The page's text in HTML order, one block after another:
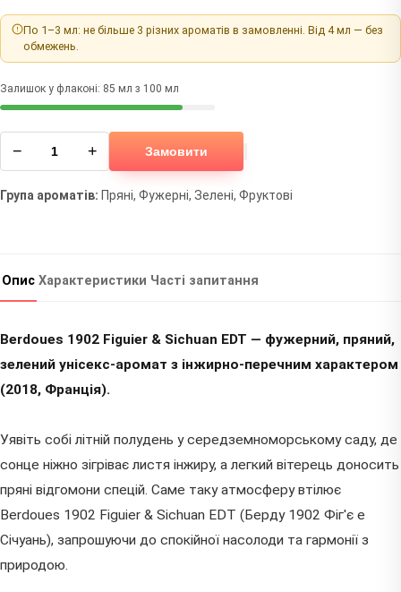
По 1–3 мл: не більше 3 різних ароматів в замовленні. Від 4 мл — без
обмежень.
Залишок у флаконі: 85 мл з 100 мл
− + Замовити
Група ароматів: Пряні, Фужерні, Зелені, Фруктові
Опис Характеристики Часті запитання
Berdoues 1902 Figuier & Sichuan EDT — фужерний, пряний,
зелений унісекс-аромат з інжирно-перечним характером
(2018, Франція).
Уявіть собі літній полудень у середземноморському саду, де
сонце ніжно зігріває листя інжиру, а легкий вітерець доносить
пряні відгомони спецій. Саме таку атмосферу втілює
Berdoues 1902 Figuier & Sichuan EDT (Берду 1902 Фіг'є е
Січуань), запрошуючи до спокійної насолоди та гармонії з
природою.